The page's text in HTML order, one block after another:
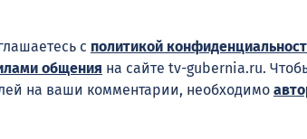
с политикой
общения на сайте tv-gubernia.ru.
на ваши комментарии, необходимо